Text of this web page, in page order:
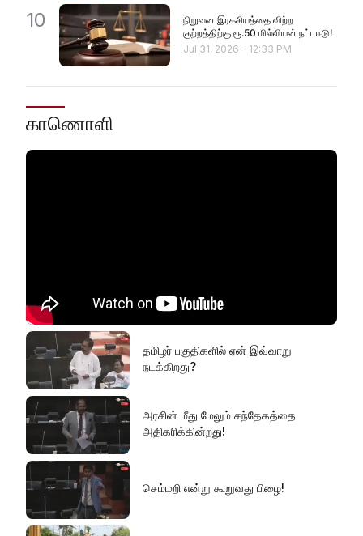
10
நிறுவன இரகசியத்தை விற்ற
குற்றத்திற்கு ரூ.50 மில்லியன் நட்டஈடு!
Jul 31, 2026 - 12:33 PM
காணொளி
தமிழர் பகுதிகளில் ஏன் இவ்வாறு
நடக்கிறது?
அரசின் மீது மேலும் சந்தேகத்தை
அதிகரிக்கின்றது!
செம்மறி என்று கூறுவது பிழை!